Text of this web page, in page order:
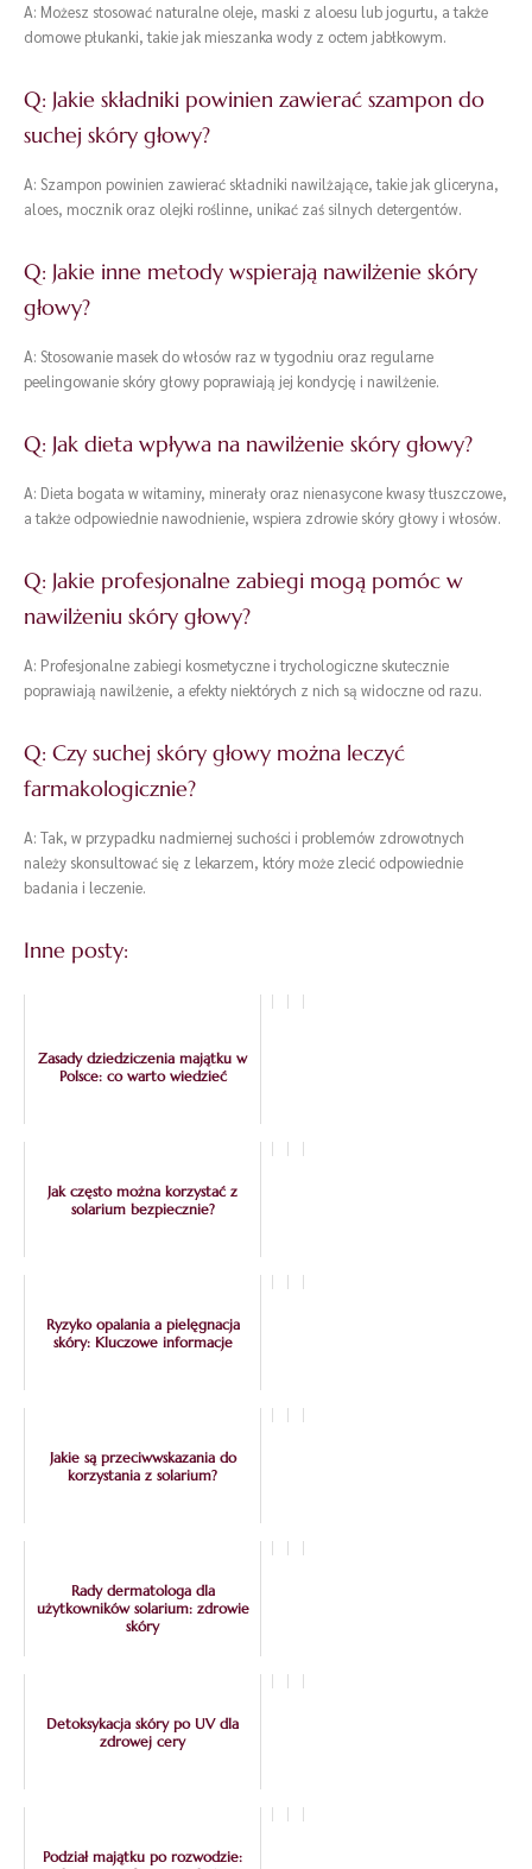
A: Możesz stosować naturalne oleje, maski z aloesu lub jogurtu, a także
domowe płukanki, takie jak mieszanka wody z octem jabłkowym.
Q: Jakie składniki powinien zawierać szampon do
suchej skóry głowy?
A: Szampon powinien zawierać składniki nawilżające, takie jak gliceryna,
aloes, mocznik oraz olejki roślinne, unikać zaś silnych detergentów.
Q: Jakie inne metody wspierają nawilżenie skóry
głowy?
A: Stosowanie masek do włosów raz w tygodniu oraz regularne
peelingowanie skóry głowy poprawiają jej kondycję i nawilżenie.
Q: Jak dieta wpływa na nawilżenie skóry głowy?
A: Dieta bogata w witaminy, minerały oraz nienasycone kwasy tłuszczowe,
a także odpowiednie nawodnienie, wspiera zdrowie skóry głowy i włosów.
Q: Jakie profesjonalne zabiegi mogą pomóc w
nawilżeniu skóry głowy?
A: Profesjonalne zabiegi kosmetyczne i trychologiczne skutecznie
poprawiają nawilżenie, a efekty niektórych z nich są widoczne od razu.
Q: Czy suchej skóry głowy można leczyć
farmakologicznie?
A: Tak, w przypadku nadmiernej suchości i problemów zdrowotnych
należy skonsultować się z lekarzem, który może zlecić odpowiednie
badania i leczenie.
Inne posty:
Zasady dziedziczenia majątku w
Polsce: co warto wiedzieć
Jak często można korzystać z
solarium bezpiecznie?
Ryzyko opalania a pielęgnacja
skóry: Kluczowe informacje
Jakie są przeciwwskazania do
korzystania z solarium?
Rady dermatologa dla
użytkowników solarium: zdrowie
skóry
Detoksykacja skóry po UV dla
zdrowej cery
Podział majątku po rozwodzie: